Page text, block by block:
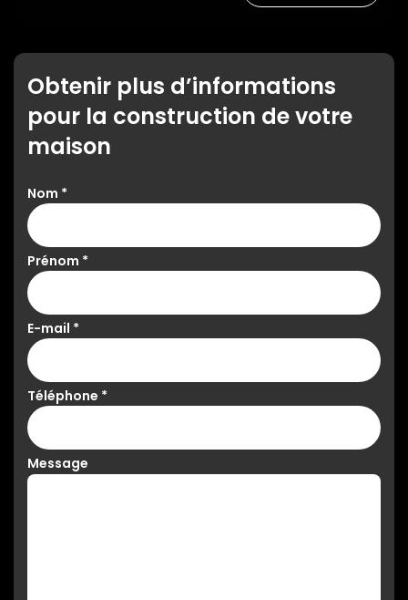
Obtenir plus d’informations
pour la construction de votre
maison
Nom *
Prénom *
E-mail *
Téléphone *
Message